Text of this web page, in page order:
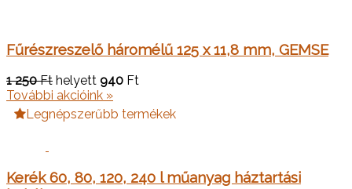
Fűrészreszelő háromélű 125 x 11,8 mm, GEMSE
1 250 Ft helyett 940 Ft
További akcióink »
Legnépszerűbb termékek
Kerék 60, 80, 120, 240 l műanyag háztartási